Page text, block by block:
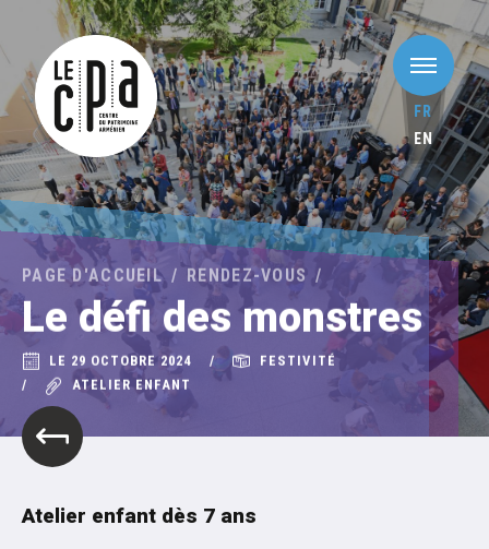
FR
EN
PAGE D'ACCUEIL RENDEZ-VOUS
Le défi des monstres
LE 29 OCTOBRE 2024
FESTIVITÉ
ATELIER ENFANT
Atelier enfant dès 7 ans